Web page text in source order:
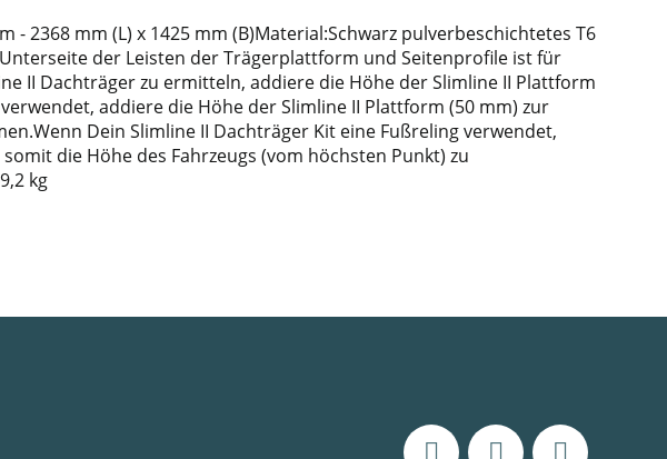
- 2368 mm (L) x 1425 mm (B)Material:Schwarz pulverbeschichtetes T6
der Leisten der Trägerplattform und Seitenprofile ist für
II Dachträger zu ermitteln, addiere die Höhe der Slimline II Plattform
addiere die Höhe der Slimline II Plattform (50 mm) zur
Dein Slimline II Dachträger Kit eine Fußreling verwendet,
die Höhe des Fahrzeugs (vom höchsten Punkt) zu
kg